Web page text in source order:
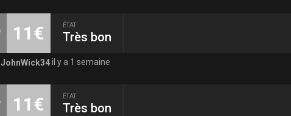
11€ ÉTAT
Très bon
JohnWick34il y a 1 semaine
11€ ÉTAT
Très bon